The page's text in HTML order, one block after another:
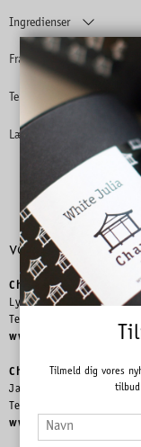
Ingredienser
Fragt og retur
Te Guide, SeHER
Læs mere i vores Te
VORES BUTIKKER &
Chaya
Lyngby Hovedgade 9A,
Telefon 4593 9090 –
www.chaya.dk
Chaya
Jægersborg Allé 37,
Telefon 3990 9097 –
www.chaya.dk
Tilmeld dig vores